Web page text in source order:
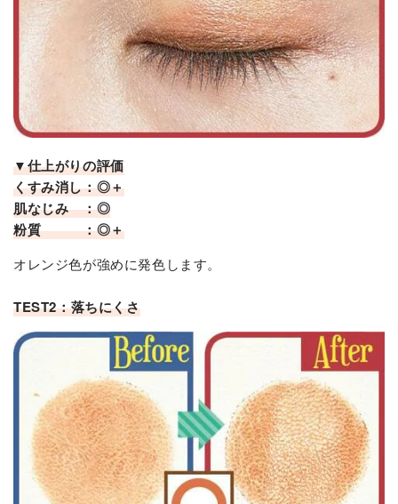
▼仕上がりの評価
くすみ消し：◎＋
肌なじみ ：◎
粉質 ：◎＋
オレンジ色が強めに発色します。
TEST2：落ちにくさ